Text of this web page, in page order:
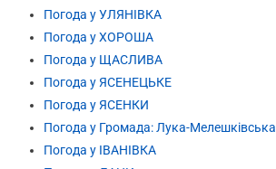
Погода у УЛЯНІВКА
Погода у ХОРОША
Погода у ЩАСЛИВА
Погода у ЯСЕНЕЦЬКЕ
Погода у ЯСЕНКИ
Погода у Громада: Лука-Мелешківська
Погода у ІВАНІВКА